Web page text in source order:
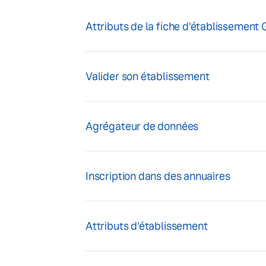
Attributs de la fiche d'établissement
Valider son établissement
Agrégateur de données
Inscription dans des annuaires
Attributs d'établissement